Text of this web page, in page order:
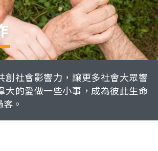
創社會影響力，讓更多社會大眾響
大的愛做一些小事，成為彼此生命
。